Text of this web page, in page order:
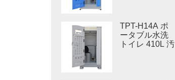
タブルトイレ
現場トイレ
TPT-H14A ポ
ータブル水洗
トイレ 410L 汚